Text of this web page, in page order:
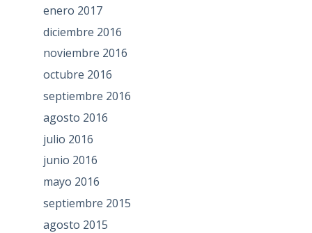
enero 2017
diciembre 2016
noviembre 2016
octubre 2016
septiembre 2016
agosto 2016
julio 2016
junio 2016
mayo 2016
septiembre 2015
agosto 2015